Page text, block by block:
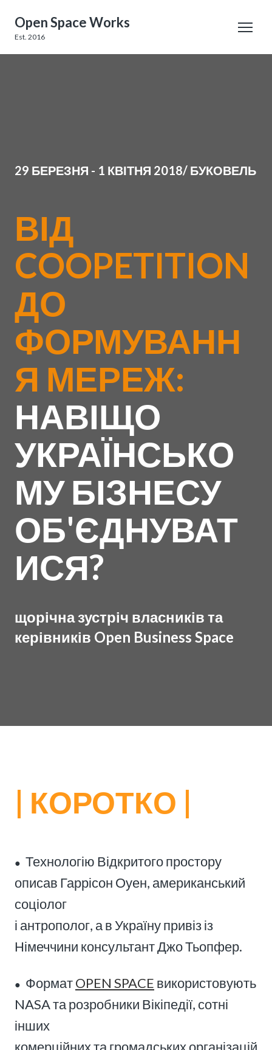
Open Space Works
Est. 2016
29 БЕРЕЗНЯ - 1 КВІТНЯ 2018/ БУКОВЕЛЬ
ВІД
COOPETITION
ДО
ФОРМУВАНН
Я МЕРЕЖ:
НАВІЩО
УКРАЇНСЬКО
МУ БІЗНЕСУ
ОБ'ЄДНУВАТ
ИСЯ?
щорічна зустріч власників та
керівників Open Business Space
| КОРОТКО |
● Технологію Відкритого простору
описав Гаррісон Оуен, американський
соціолог
і антрополог, а в Україну привіз із
Німеччини консультант Джо Тьопфер.
● ФорматOPEN SPACE використовують
NASA та розробники Вікіпедії, сотні
інших
комерційних та громадських організацій